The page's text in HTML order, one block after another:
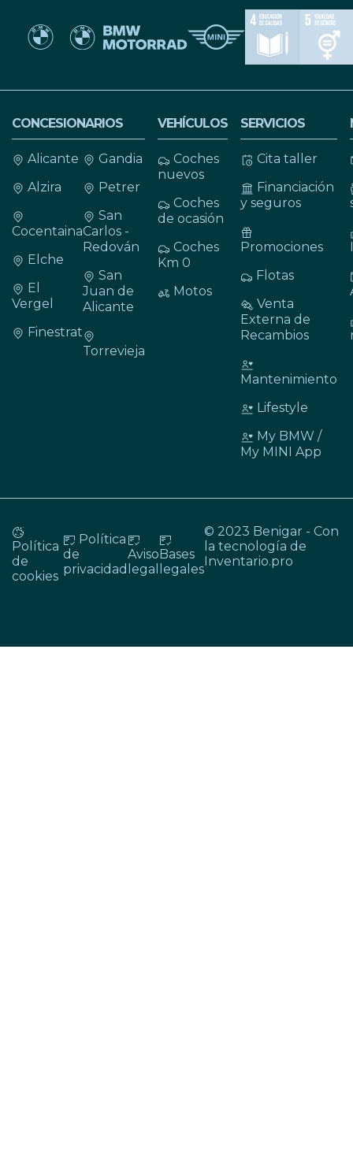
CONCESIONARIOS
Alicante
Alzira
Cocentaina
Elche
El
Vergel
Finestrat
Gandia
Petrer
San
Carlos -
Redován
San
Juan de
Alicante
Torrevieja
VEHÍCULOS
Coches
nuevos
Coches
de ocasión
Coches
Km 0
Motos
SERVICIOS
Cita taller
Financiación
y seguros
Promociones
Flotas
Venta
Externa de
Recambios
Mantenimiento
Lifestyle
My BMW /
My MINI App
Política
de
cookies
Política
de
privacidad
Aviso
legal
Bases
legales
© 2023 Benigar - Con
la tecnología de
Inventario.pro